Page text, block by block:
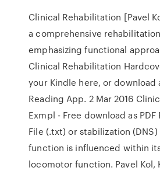
Clinical Rehabilitation [Pavel
a comprehensive
emphasizing functional
Clinical Rehabilitation
your Kindle here, or download
Reading App. 2 Mar 2016
Exmpl - Free download as
File (.txt) or stabilization
function is influenced within
locomotor function. Pavel Kol,